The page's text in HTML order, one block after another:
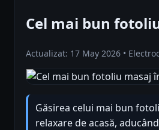
Cel mai bun
Actualizat: 17 May 2026 •
Găsirea celui mai bun
relaxare de acasă,